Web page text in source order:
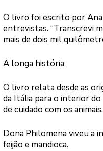
O livro foi escrito por
entrevistas. “Transcrevi
mais de dois mil
A longa história
O livro relata desde as
da Itália para o interior do
de cuidado com os animais.
Dona Philomena viveu a
feijão e mandioca.